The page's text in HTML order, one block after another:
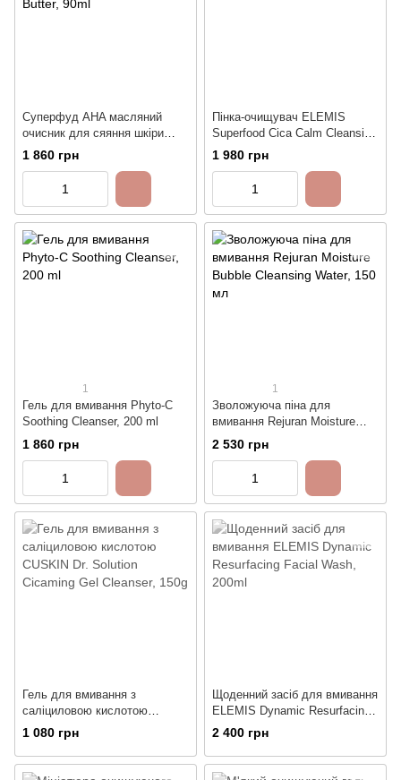
Суперфуд АHA масляний
очисник для сяяння шкіри
ELEMIS Superfood Glow
Butter, 90ml
1 860 грн
Пінка-очищувач ELEMIS
Superfood Сica Calm Cleansing
Foam, 180ml
1 980 грн
1
Гель для вмивання Phyto-C
Soothing Cleanser, 200 ml
1 860 грн
1
Зволожуюча піна для
вмивання Rejuran Moisture
Bubble Cleansing Water, 150
2 530 грн
Гель для вмивання з
саліциловою кислотою
CUSKIN Dr. Solution Cicaming
Gel Cleanser, 150g
1 080 грн
Щоденний засіб для вмивання
ELEMIS Dynamic Resurfacing
Facial Wash, 200ml
2 400 грн